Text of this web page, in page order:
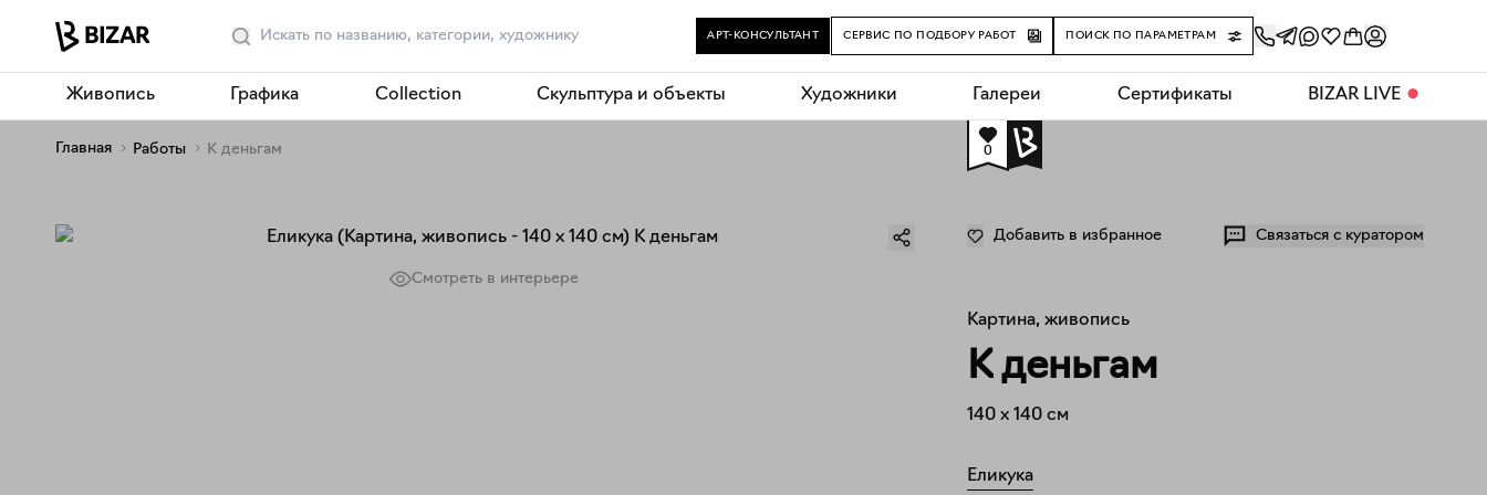
АРТ-КОНСУЛЬТАНТ СЕРВИС ПО ПОДБОРУ РАБОТ ПОИСК ПО ПАРАМЕТРАМ
Живопись Графика Collection Скульптура и объекты Художники Галереи Сертификаты BIZAR LIVE ⬤
Главная Работы К деньгам
Смотреть в интерьере
0
Добавить в избранное Связаться с куратором
Картина, живопись
К деньгам
140 x 140 см
Еликука